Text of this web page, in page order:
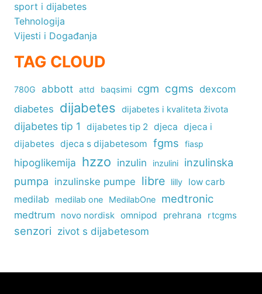
sport i dijabetes
Tehnologija
Vijesti i Događanja
TAG CLOUD
780G abbott attd baqsimi cgm cgms dexcom
diabetes dijabetes dijabetes i kvaliteta života
dijabetes tip 1 dijabetes tip 2 djeca djeca i
dijabetes djeca s dijabetesom fgms fiasp
hipoglikemija hzzo inzulin inzulini
inzulinska
pumpa inzulinske pumpe libre lilly low carb
medilab medilab one MedilabOne medtronic
medtrum novo nordisk omnipod prehrana rtcgms
senzori zivot s dijabetesom